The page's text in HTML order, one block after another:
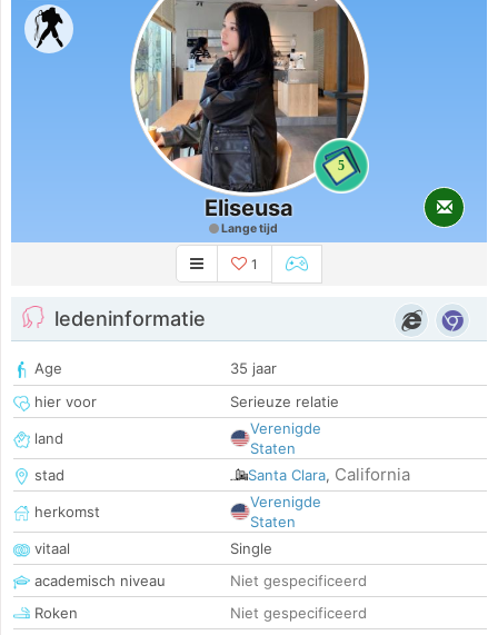
5
Eliseusa
Lange tijd
1
ledeninformatie
Age
35 jaar
hier voor
Serieuze relatie
land
Verenigde
Staten
stad
Santa Clara, California
herkomst
Verenigde
Staten
vitaal
Single
academisch niveau
Niet gespecificeerd
Roken
Niet gespecificeerd